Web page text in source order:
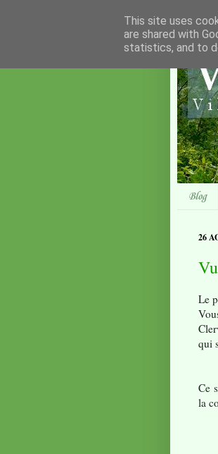
Blog
26
Le
qui
Ce
la
This site uses
are shared with
statistics, and to